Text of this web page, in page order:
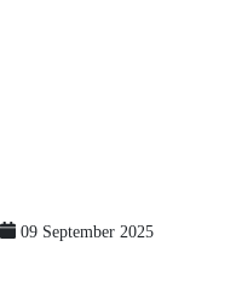
09 September 2025